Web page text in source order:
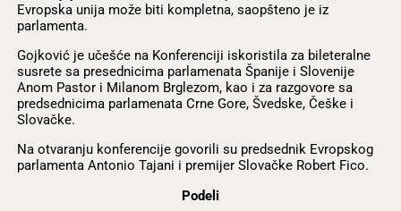
Evropska unija može biti kompletna, saopšteno je iz
parlamenta.
Gojković je učešće na Konferenciji iskoristila za bileteralne
susrete sa presednicima parlamenata Španije i Slovenije
Anom Pastor i Milanom Brglezom, kao i za razgovore sa
predsednicima parlamenata Crne Gore, Švedske, Češke i
Slovačke.
Na otvaranju konferencije govorili su predsednik Evropskog
parlamenta Antonio Tajani i premijer Slovačke Robert Fico.
Podeli